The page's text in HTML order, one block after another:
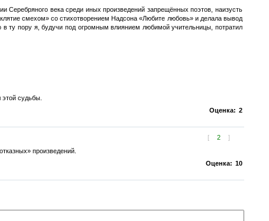
Серебряного века среди иных произведений запрещённых поэтов, наизусть
смехом» со стихотворением Надсона «Любите любовь» и делала вывод
ту пору я, будучи под огромным влиянием любимой учительницы, потратил
судьбы.
Оценка: 2
[ 2 ]
произведений.
Оценка: 10